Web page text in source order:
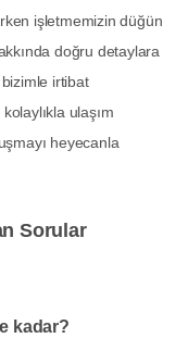
işletmemizin düğün
doğru detaylara
irtibat
ulaşım
heyecanla
Sorular
kadar?